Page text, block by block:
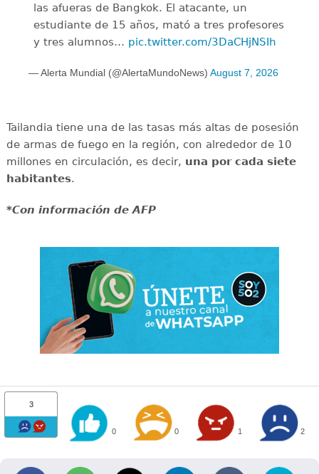
las afueras de Bangkok. El atacante, un
estudiante de 15 años, mató a tres profesores
y tres alumnos… pic.twitter.com/3DaCHjNSIh
— Alerta Mundial (@AlertaMundoNews) August 7, 2026
Tailandia tiene una de las tasas más altas de posesión
de armas de fuego en la región, con alrededor de 10
millones en circulación, es decir, una por cada siete
habitantes.
*Con información de AFP
3
0 0 1 2